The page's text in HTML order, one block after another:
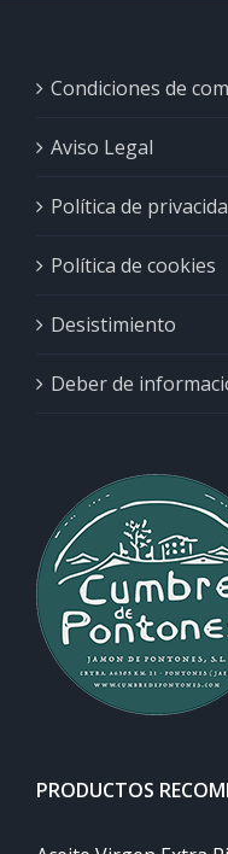
Condiciones de
Aviso Legal
Política de
Política de cookies
Desistimiento
Deber de
PRODUCTOS